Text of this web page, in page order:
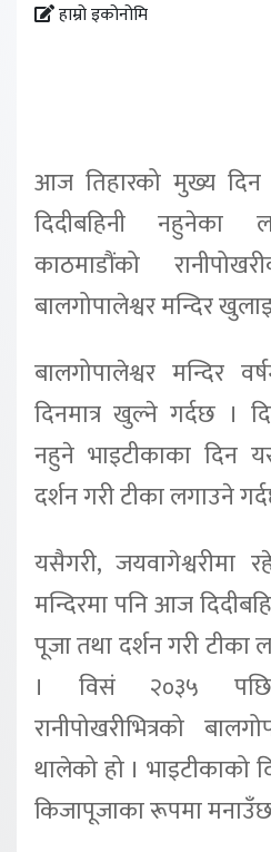
हाम्रो इकोनोमि
आज तिहारको मुख्य दिन
दिदीबहिनी
काठमाडौंको
बालगोपालेश्वर मन्दिर
बालगोपालेश्वर मन्दिर
दिनमात्र खुल्ने गर्दछ ।
नहुने भाइटीकाका दिन
दर्शन गरी टीका लगाउने
यसैगरी, जयवागेश्वरीमा
मन्दिरमा पनि आज
पूजा तथा दर्शन गरी
। विसं २०३५
रानीपोखरीभित्रको
थालेको हो । भाइटीकाको
किजापूजाका रूपमा